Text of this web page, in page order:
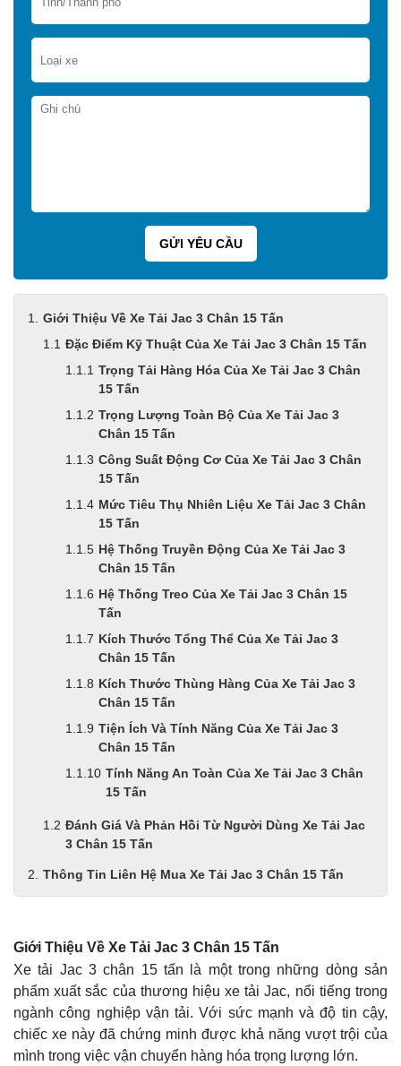
Giới Thiệu Về Xe Tải Jac 3 Chân 15 Tấn
Đặc Điểm Kỹ Thuật Của Xe Tải Jac 3 Chân 15 Tấn
Trọng Tải Hàng Hóa Của Xe Tải Jac 3 Chân
15 Tấn
Trọng Lượng Toàn Bộ Của Xe Tải Jac 3
Chân 15 Tấn
Công Suất Động Cơ Của Xe Tải Jac 3 Chân
15 Tấn
Mức Tiêu Thụ Nhiên Liệu Xe Tải Jac 3 Chân
15 Tấn
Hệ Thống Truyền Động Của Xe Tải Jac 3
Chân 15 Tấn
Hệ Thống Treo Của Xe Tải Jac 3 Chân 15
Tấn
Kích Thước Tổng Thể Của Xe Tải Jac 3
Chân 15 Tấn
Kích Thước Thùng Hàng Của Xe Tải Jac 3
Chân 15 Tấn
Tiện Ích Và Tính Năng Của Xe Tải Jac 3
Chân 15 Tấn
Tính Năng An Toàn Của Xe Tải Jac 3 Chân
15 Tấn
Đánh Giá Và Phản Hồi Từ Người Dùng Xe Tải Jac
3 Chân 15 Tấn
Thông Tin Liên Hệ Mua Xe Tải Jac 3 Chân 15 Tấn
Giới Thiệu Về Xe Tải Jac 3 Chân 15 Tấn
Xe tải Jac 3 chân 15 tấn là một trong những dòng sản
phẩm xuất sắc của thương hiệu xe tải Jac, nổi tiếng trong
ngành công nghiệp vận tải. Với sức mạnh và độ tin cậy,
chiếc xe này đã chứng minh được khả năng vượt trội của
mình trong việc vận chuyển hàng hóa trọng lượng lớn.